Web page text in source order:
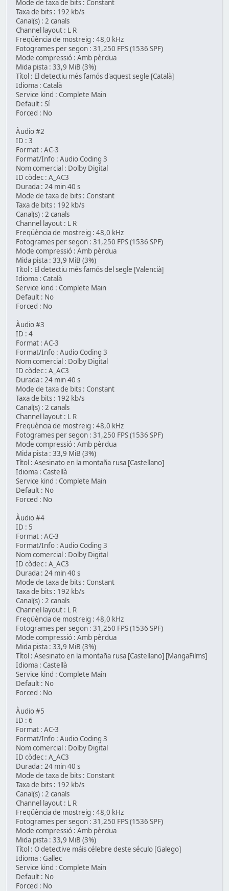
Mode de taxa de bits : Constant
Taxa de bits : 192 kb/s
Canal(s) : 2 canals
Channel layout : L R
Freqüència de mostreig : 48,0 kHz
Fotogrames per segon : 31,250 FPS (1536 SPF)
Mode compressió : Amb pèrdua
Mida pista : 33,9 MiB (3%)
Títol : El detectiu més famós d'aquest segle [Català]
Idioma : Català
Service kind : Complete Main
Default : Sí
Forced : No
Àudio #2
ID : 3
Format : AC-3
Format/Info : Audio Coding 3
Nom comercial : Dolby Digital
ID còdec : A_AC3
Durada : 24 min 40 s
Mode de taxa de bits : Constant
Taxa de bits : 192 kb/s
Canal(s) : 2 canals
Channel layout : L R
Freqüència de mostreig : 48,0 kHz
Fotogrames per segon : 31,250 FPS (1536 SPF)
Mode compressió : Amb pèrdua
Mida pista : 33,9 MiB (3%)
Títol : El detectiu més famós del segle [Valencià]
Idioma : Català
Service kind : Complete Main
Default : No
Forced : No
Àudio #3
ID : 4
Format : AC-3
Format/Info : Audio Coding 3
Nom comercial : Dolby Digital
ID còdec : A_AC3
Durada : 24 min 40 s
Mode de taxa de bits : Constant
Taxa de bits : 192 kb/s
Canal(s) : 2 canals
Channel layout : L R
Freqüència de mostreig : 48,0 kHz
Fotogrames per segon : 31,250 FPS (1536 SPF)
Mode compressió : Amb pèrdua
Mida pista : 33,9 MiB (3%)
Títol : Asesinato en la montaña rusa [Castellano]
Idioma : Castellà
Service kind : Complete Main
Default : No
Forced : No
Àudio #4
ID : 5
Format : AC-3
Format/Info : Audio Coding 3
Nom comercial : Dolby Digital
ID còdec : A_AC3
Durada : 24 min 40 s
Mode de taxa de bits : Constant
Taxa de bits : 192 kb/s
Canal(s) : 2 canals
Channel layout : L R
Freqüència de mostreig : 48,0 kHz
Fotogrames per segon : 31,250 FPS (1536 SPF)
Mode compressió : Amb pèrdua
Mida pista : 33,9 MiB (3%)
Títol : Asesinato en la montaña rusa [Castellano] [MangaFilms]
Idioma : Castellà
Service kind : Complete Main
Default : No
Forced : No
Àudio #5
ID : 6
Format : AC-3
Format/Info : Audio Coding 3
Nom comercial : Dolby Digital
ID còdec : A_AC3
Durada : 24 min 40 s
Mode de taxa de bits : Constant
Taxa de bits : 192 kb/s
Canal(s) : 2 canals
Channel layout : L R
Freqüència de mostreig : 48,0 kHz
Fotogrames per segon : 31,250 FPS (1536 SPF)
Mode compressió : Amb pèrdua
Mida pista : 33,9 MiB (3%)
Títol : O detective máis célebre deste século [Galego]
Idioma : Gallec
Service kind : Complete Main
Default : No
Forced : No